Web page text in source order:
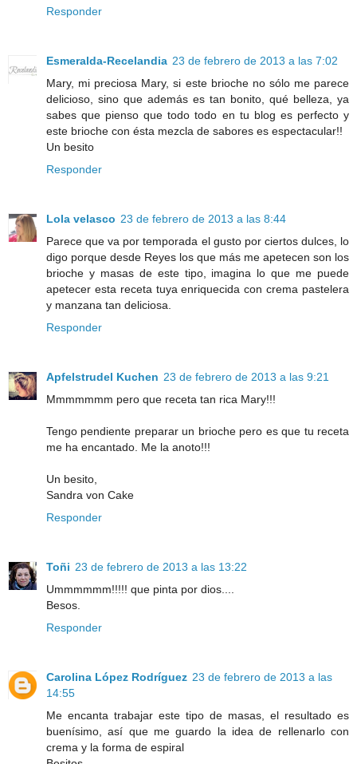
Responder
Esmeralda-Recelandia 23 de febrero de 2013 a las 7:02
Mary, mi preciosa Mary, si este brioche no sólo me parece
delicioso, sino que además es tan bonito, qué belleza, ya
sabes que pienso que todo todo en tu blog es perfecto y
este brioche con ésta mezcla de sabores es espectacular!!
Un besito
Responder
Lola velasco 23 de febrero de 2013 a las 8:44
Parece que va por temporada el gusto por ciertos dulces, lo
digo porque desde Reyes los que más me apetecen son los
brioche y masas de este tipo, imagina lo que me puede
apetecer esta receta tuya enriquecida con crema pastelera
y manzana tan deliciosa.
Responder
Apfelstrudel Kuchen 23 de febrero de 2013 a las 9:21
Mmmmmmm pero que receta tan rica Mary!!!
Tengo pendiente preparar un brioche pero es que tu receta
me ha encantado. Me la anoto!!!
Un besito,
Sandra von Cake
Responder
Toñi 23 de febrero de 2013 a las 13:22
Ummmmmm!!!!! que pinta por dios....
Besos.
Responder
Carolina López Rodríguez 23 de febrero de 2013 a las
14:55
Me encanta trabajar este tipo de masas, el resultado es
buenísimo, así que me guardo la idea de rellenarlo con
crema y la forma de espiral